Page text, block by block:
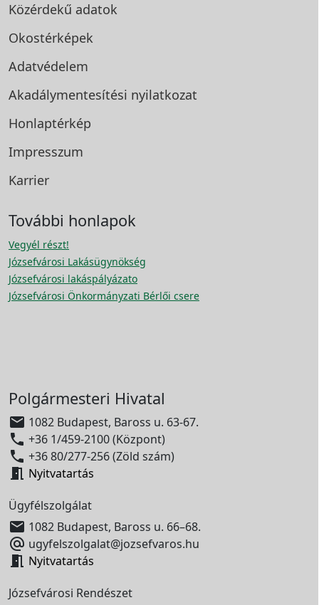
Közérdekű adatok
Okostérképek
Adatvédelem
Akadálymentesítési nyilatkozat
Honlaptérkép
Impresszum
Karrier
További honlapok
Vegyél részt!
Józsefvárosi Lakásügynökség
Józsefvárosi lakáspályázato
Józsefvárosi Önkormányzati Bérlői csere
Polgármesteri Hivatal
 1082 Budapest, Baross u. 63-67.
 +36 1/459-2100 (Központ)
 +36 80/277-256 (Zöld szám)
 Nyitvatartás
Ügyfélszolgálat
 1082 Budapest, Baross u. 66–68.
 ugyfelszolgalat@jozsefvaros.hu
 Nyitvatartás
Józsefvárosi Rendészet